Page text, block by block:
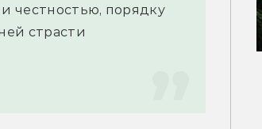
честностью, порядку
страсти